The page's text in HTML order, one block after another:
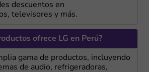
descuentos en
televisores y más.
ofrece LG en Perú?
gama de productos, incluyendo
de audio, refrigeradoras,